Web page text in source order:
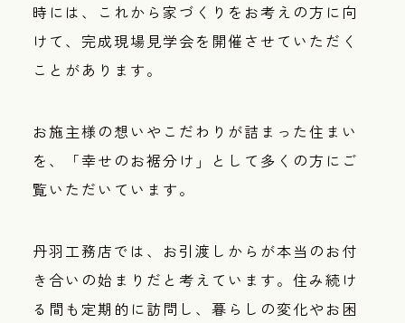
時には、これから家づくりをお考えの方に向
けて、完成現場見学会を開催させていただく
ことがあります。
お施主様の想いやこだわりが詰まった住まい
を、「幸せのお裾分け」として多くの方にご
覧いただいています。
丹羽工務店では、お引渡しからが本当のお付
き合いの始まりだと考えています。住み続け
る間も定期的に訪問し、暮らしの変化やお困